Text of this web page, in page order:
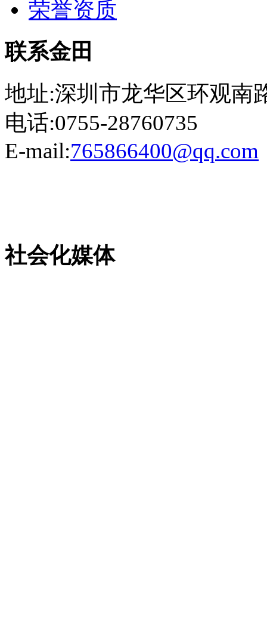
荣誉资质
联系金田
地址:深圳市龙华区环观南
电话:0755-28760735
E-mail:765866400@qq.com
社会化媒体